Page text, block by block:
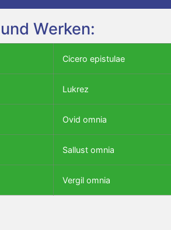
Werken:
Cicero epistulae
Lukrez
Ovid omnia
Sallust omnia
Vergil omnia